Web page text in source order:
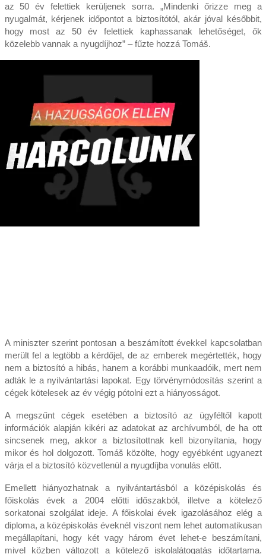
az 50 év felettiek kerüljenek sorra. „Mindenki őrizze meg a
nyugalmát, kérjenek időpontot a biztosítótól, akár jóval későbbit,
hogy most az 50 év felettiek kaphassanak lehetőséget, ők
közelebb vannak a nyugdíjhoz” – fűzte hozzá Tomáš.
A miniszter szerint pontosan a beszámított évekkel kapcsolatban
merült fel a legtöbb a kérdőjel, de az emberek megértették, hogy
nem a biztosító a hibás, hanem a korábbi munkaadóik, mert nem
adták le a nyilvántartási lapokat. Egy törvénymódosítás szerint a
cégek kötelesek az év végig pótolni ezt a hiányosságot.
A megszűnt cégek esetében a biztosító az ügyféltől kapott
információk alapján kikéri az adatokat az archívumból, de ha ott
sincsenek meg, akkor a biztosítottnak kell bizonyítania, hogy
mikor és hol dolgozott. Tomáš közölte, hogy egyébként ugyanezt
várja el a biztosító közvetlenül a nyugdíjba vonulás előtt.
Emellett hiányozhatnak a nyilvántartásból a középiskolás és
főiskolás évek a 2004 előtti időszakból, illetve a kötelező
sorkatonai szolgálat ideje. A főiskolai évek igazolásához elég a
diploma, a középiskolás éveknél viszont nem lehet automatikusan
megállapítani, hogy két vagy három évet lehet-e beszámítani,
mivel közben változott a kötelező iskolalátogatás időtartama.